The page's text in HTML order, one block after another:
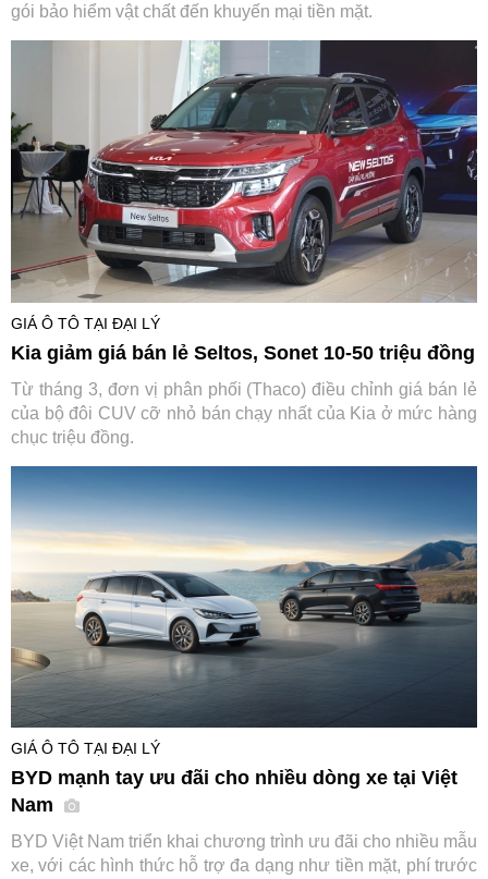
gói bảo hiểm vật chất đến khuyến mại tiền mặt.
GIÁ Ô TÔ TẠI ĐẠI LÝ
Kia giảm giá bán lẻ Seltos, Sonet 10-50 triệu đồng
Từ tháng 3, đơn vị phân phối (Thaco) điều chỉnh giá bán lẻ
của bộ đôi CUV cỡ nhỏ bán chạy nhất của Kia ở mức hàng
chục triệu đồng.
GIÁ Ô TÔ TẠI ĐẠI LÝ
BYD mạnh tay ưu đãi cho nhiều dòng xe tại Việt
Nam
BYD Việt Nam triển khai chương trình ưu đãi cho nhiều mẫu
xe, với các hình thức hỗ trợ đa dạng như tiền mặt, phí trước